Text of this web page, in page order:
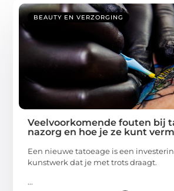
BEAUTY EN VERZORGING
Veelvoorkomende fouten bij
nazorg en hoe je ze kunt
Een nieuwe tatoeage is een
kunstwerk dat je met trots draagt.
...